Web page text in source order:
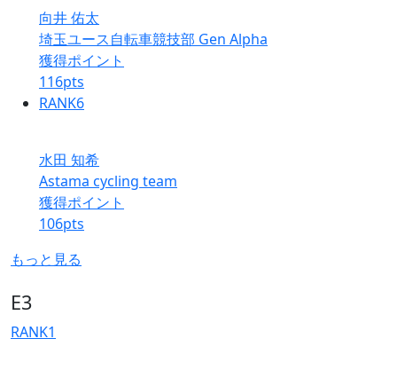
向井 佑太
埼玉ユース自転車競技部 Gen Alpha
獲得ポイント
116pts
RANK6
水田 知希
Astama cycling team
獲得ポイント
106pts
もっと見る
E3
RANK1